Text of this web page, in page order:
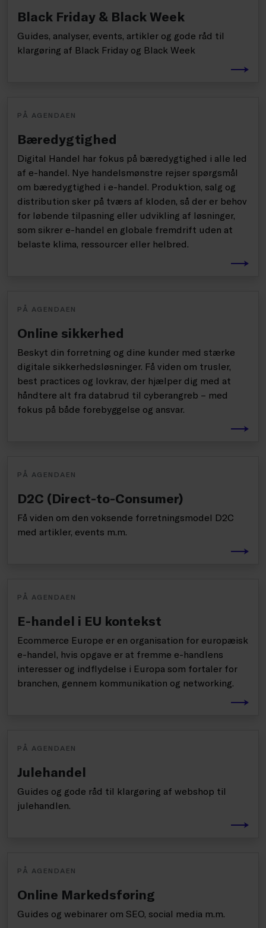
Black Friday & Black Week
Guides, analyser, events, artikler og gode råd til
klargøring af Black Friday og Black Week
PÅ AGENDAEN
Bæredygtighed
Digital Handel har fokus på bæredygtighed i alle led
af e-handel. Nye handelsmønstre rejser spørgsmål
om bæredygtighed i e-handel. Produktion, salg og
distribution sker på tværs af kloden, så der er behov
for løbende tilpasning eller udvikling af løsninger,
som sikrer e-handel en globale fremdrift uden at
belaste klima, ressourcer eller helbred.
PÅ AGENDAEN
Online sikkerhed
Beskyt din forretning og dine kunder med stærke
digitale sikkerhedsløsninger. Få viden om trusler,
best practices og lovkrav, der hjælper dig med at
håndtere alt fra databrud til cyberangreb – med
fokus på både forebyggelse og ansvar.
PÅ AGENDAEN
D2C (Direct-to-Consumer)
Få viden om den voksende forretningsmodel D2C
med artikler, events m.m.
PÅ AGENDAEN
E-handel i EU kontekst
Ecommerce Europe er en organisation for europæisk
e-handel, hvis opgave er at fremme e-handlens
interesser og indflydelse i Europa som fortaler for
branchen, gennem kommunikation og networking.
PÅ AGENDAEN
Julehandel
Guides og gode råd til klargøring af webshop til
julehandlen.
PÅ AGENDAEN
Online Markedsføring
Guides og webinarer om SEO, social media m.m.